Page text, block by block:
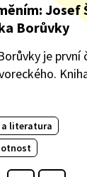
Josef
Borůvky
je
a literatura